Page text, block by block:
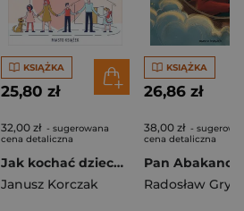
KSIĄŻKA
25,80 zł
32,00 zł - sugerowana
cena detaliczna
Jak kochać dziecko. Dziecko w rodzinie
Janusz Korczak
KSIĄŻKA
26,86 zł
38,00 zł -
cena detaliczna
Radosław